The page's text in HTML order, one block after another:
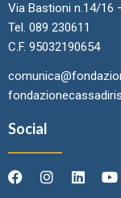
Via Bastioni n.14/16
Tel. 089 230611
C.F. 95032190654
Social